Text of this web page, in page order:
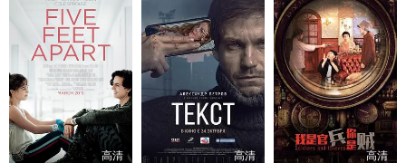
高清 高清 高清